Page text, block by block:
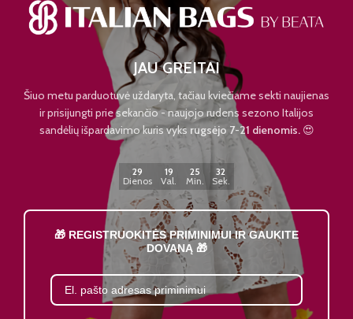
JAU GREITAI
Šiuo metu parduotuvė uždaryta, tačiau kviečiame sekti naujienas
ir prisijungti prie sekančio - naujojo rudens sezono Italijos
sandėlių išpardavimo kuris vyks rugsėjo 7-21 dienomis.😍
29
Dienos
19
Val.
25
Min.
32
Sek.
🎁 REGISTRUOKITĖS PRIMINIMUI IR GAUKITE
DOVANĄ 🎁